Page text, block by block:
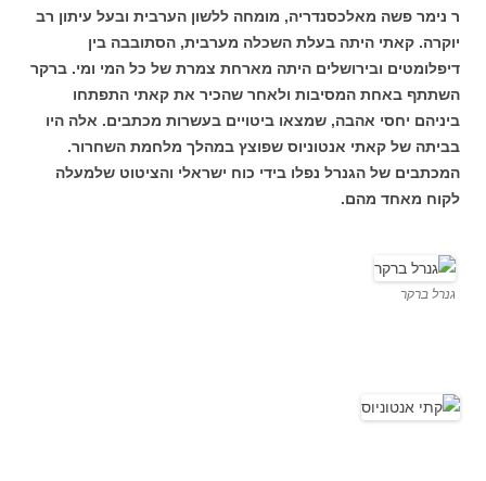
ר נימר פשה מאלכסנדריה, מומחה ללשון הערבית ובעל עיתון רב
יוקרה. קאתי היתה בעלת השכלה מערבית, הסתובבה בין
דיפלומטים ובירושלים היתה מארחת צמרת של כל המי ומי. ברקר
השתתף באחת המסיבות ולאחר שהכיר את קאתי התפתחו
ביניהם יחסי אהבה, שמצאו ביטויים בעשרות מכתבים. אלה היו
בביתה של קאתי אנטוניוס שפוצץ במהלך מלחמת השחרור.
המכתבים של הגנרל נפלו בידי כוח ישראלי והציטוט שלמעלה
לקוח מאחד מהם.
גנרל ברקר